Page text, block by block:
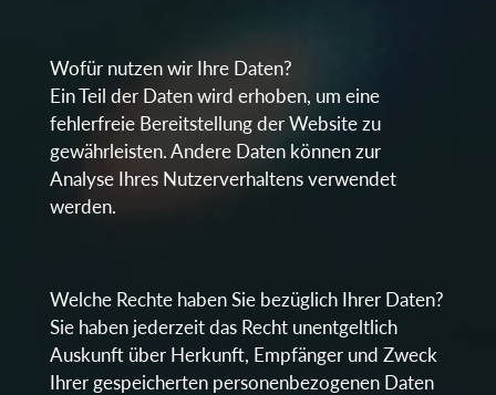
Wofür nutzen wir Ihre Daten?
Ein Teil der Daten wird erhoben, um eine
fehlerfreie Bereitstellung der Website zu
gewährleisten. Andere Daten können zur
Analyse Ihres Nutzerverhaltens verwendet
werden.
Welche Rechte haben Sie bezüglich Ihrer Daten?
Sie haben jederzeit das Recht unentgeltlich
Auskunft über Herkunft, Empfänger und Zweck
Ihrer gespeicherten personenbezogenen Daten